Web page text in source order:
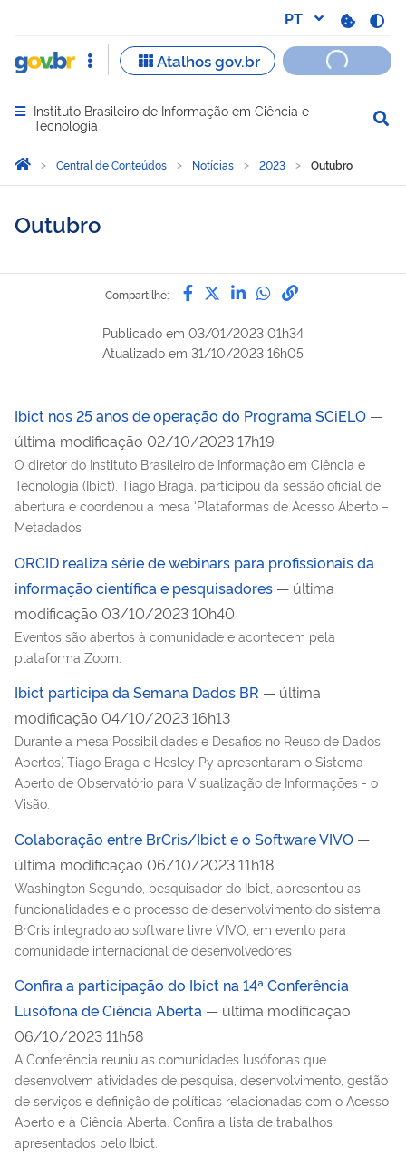
Abrir menu principal de navegação
Instituto Brasileiro de Informação em Ciência e
Tecnologia
Você está aqui:
Página Inicial
Central de Conteúdos Notícias 2023 Outubro
Outubro
Compartilhe: Compartilhe por Facebook
Compartilhe por Twitter
Compartilhe por
Compartilhe
link para
Publicado em 03/01/2023 01h34
Atualizado em 31/10/2023 16h05
Ibict nos 25 anos de operação do Programa SCiELO —
última modificação 02/10/2023 17h19
O diretor do Instituto Brasileiro de Informação em Ciência e
Tecnologia (Ibict), Tiago Braga, participou da sessão oficial de
abertura e coordenou a mesa ‘Plataformas de Acesso Aberto –
Metadados
ORCID realiza série de webinars para profissionais da
informação científica e pesquisadores — última
modificação 03/10/2023 10h40
Eventos são abertos à comunidade e acontecem pela
plataforma Zoom.
Ibict participa da Semana Dados BR — última
modificação 04/10/2023 16h13
Durante a mesa ´Possibilidades e Desafios no Reuso de Dados
Abertos´, Tiago Braga e Hesley Py apresentaram o Sistema
Aberto de Observatório para Visualização de Informações - o
Visão.
Colaboração entre BrCris/Ibict e o Software VIVO —
última modificação 06/10/2023 11h18
Washington Segundo, pesquisador do Ibict, apresentou as
funcionalidades e o processo de desenvolvimento do sistema
BrCris integrado ao software livre VIVO, em evento para
comunidade internacional de desenvolvedores
Confira a participação do Ibict na 14ª Conferência
Lusófona de Ciência Aberta — última modificação
06/10/2023 11h58
A Conferência reuniu as comunidades lusófonas que
desenvolvem atividades de pesquisa, desenvolvimento, gestão
de serviços e definição de políticas relacionadas com o Acesso
Aberto e à Ciência Aberta. Confira a lista de trabalhos
apresentados pelo Ibict.